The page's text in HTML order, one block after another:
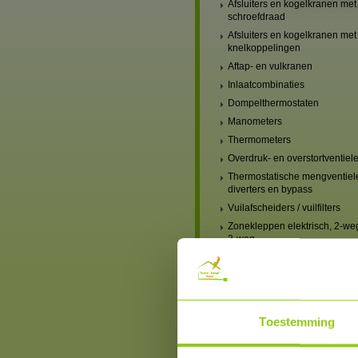
Toestemming
Afsluiters en kogelkranen met
schroefdraad
Afsluiters en kogelkranen met
knelkoppelingen
Aftap- en vulkranen
Inlaatcombinaties
Dompelthermostaten
Manometers
Thermometers
Overdruk- en
Thermostatische
diverters en bypass
Vuilafscheiders / vuilfilters
Zonekleppen elektrisch, 2-
3-weg
elektrisch
Verwarmingscircuit-set,
Blindstoppen en blindkappen